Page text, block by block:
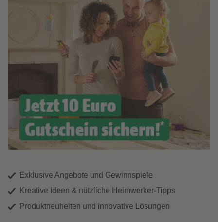
Exklusive Angebote und Gewinnspiele
Kreative Ideen & nützliche Heimwerker-Tipps
Produktneuheiten und innovative Lösungen